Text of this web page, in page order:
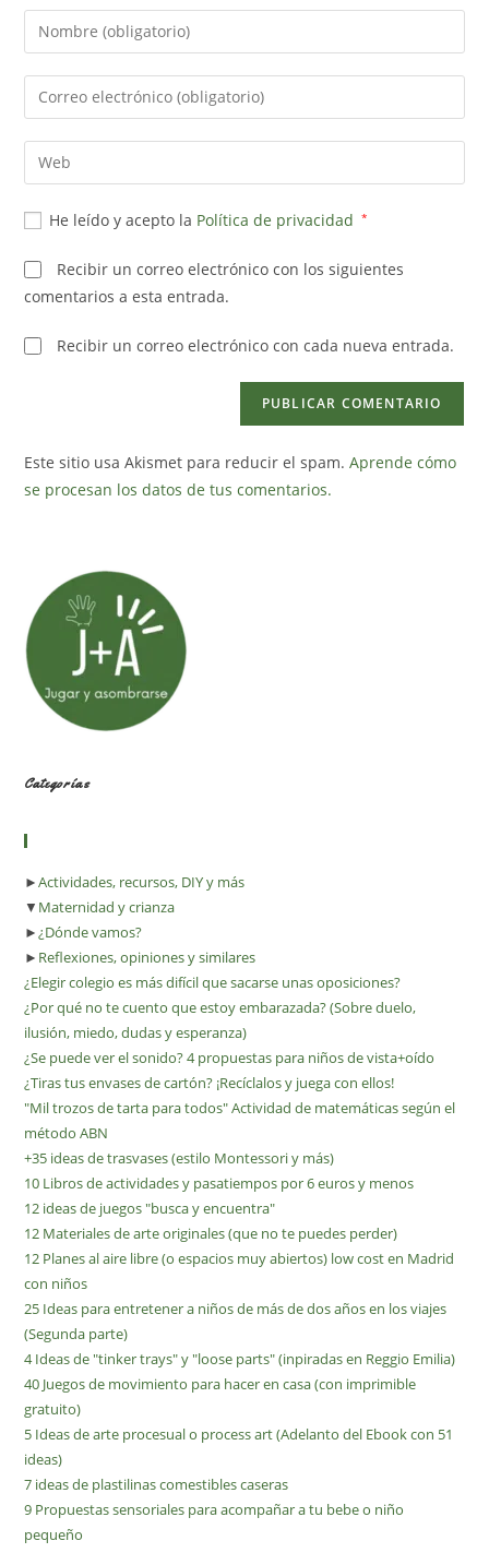
Introduce
tu
nombre
de
usuario
para
Introduce
tu
dirección
de
electrónico
comentar
Introduce
la
URL
de
tu
web
He leído y acepto la Política de privacidad *
Recibir un correo electrónico con los siguientes
comentarios a esta entrada.
Recibir un correo electrónico con cada nueva entrada.
Este sitio usa Akismet para reducir el spam.Aprende cómo
se procesan los datos de tus comentarios.
Categorías
►Actividades, recursos, DIY y más
▼ Maternidad y crianza
►¿Dónde vamos?
► Reflexiones, opiniones y similares
¿Elegir colegio es más difícil que sacarse unas oposiciones?
¿Por qué no te cuento que estoy embarazada? (Sobre duelo,
ilusión, miedo, dudas y esperanza)
¿Se puede ver el sonido? 4 propuestas para niños de vista+oído
¿Tiras tus envases de cartón? ¡Recíclalos y juega con ellos!
"Mil trozos de tarta para todos" Actividad de matemáticas según el
método ABN
+35 ideas de trasvases (estilo Montessori y más)
10 Libros de actividades y pasatiempos por 6 euros y menos
12 ideas de juegos "busca y encuentra"
12 Materiales de arte originales (que no te puedes perder)
12 Planes al aire libre (o espacios muy abiertos) low cost en Madrid
con niños
25 Ideas para entretener a niños de más de dos años en los viajes
(Segunda parte)
4 Ideas de "tinker trays" y "loose parts" (inpiradas en Reggio Emilia)
40 Juegos de movimiento para hacer en casa (con imprimible
gratuito)
5 Ideas de arte procesual o process art (Adelanto del Ebook con 51
ideas)
7 ideas de plastilinas comestibles caseras
9 Propuestas sensoriales para acompañar a tu bebe o niño
pequeño